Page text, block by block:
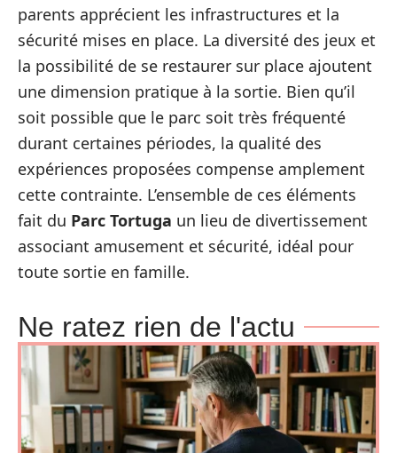
parents apprécient les infrastructures et la
sécurité mises en place. La diversité des jeux et
la possibilité de se restaurer sur place ajoutent
une dimension pratique à la sortie. Bien qu’il
soit possible que le parc soit très fréquenté
durant certaines périodes, la qualité des
expériences proposées compense amplement
cette contrainte. L’ensemble de ces éléments
fait du Parc Tortuga un lieu de divertissement
associant amusement et sécurité, idéal pour
toute sortie en famille.
Ne ratez rien de l'actu